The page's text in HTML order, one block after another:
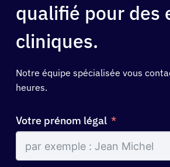
qualifié pour des
cliniques.
Notre équipe spécialisée vous
heures.
Votre prénom légal